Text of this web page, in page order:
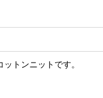
トンニットです。